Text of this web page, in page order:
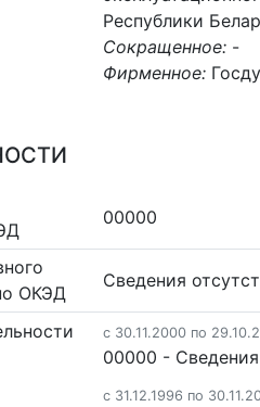
Республики
Сокращенное: -
Фирменное:
00000
ОКЭД
Cведения
c 30.11.2000 по
00000 -
c 31.12.1996 по